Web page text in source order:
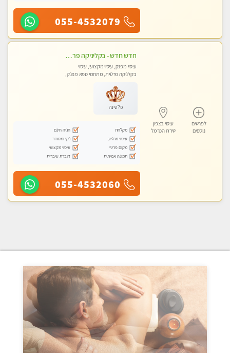
055-4532079
לפרטים
נוספים
עיסוי בצפון
טירת הכרמל
חדש חדש - בקליניקה פרטית בחיפה עיסוי לחידוש אנרגיות עיסוי חלומי מומלץ מאוד !
עיסוי מפנק, עיסוי מקצועי, עיסוי
בקלניקה פרטית, מתחמי ספא מפנק,
פלטינה
מקלחת
חניה חינם
עיסוי מרגיע
נקי ומסודר
מקום פרטי
עיסוי מקצועי
תמונה אמיתית
דוברת עיברית
055-4532060